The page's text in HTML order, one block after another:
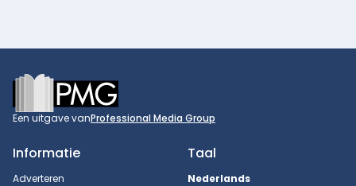
Footer
Een uitgave vanProfessional Media Group
Informatie
Adverteren
Taal
Nederlands